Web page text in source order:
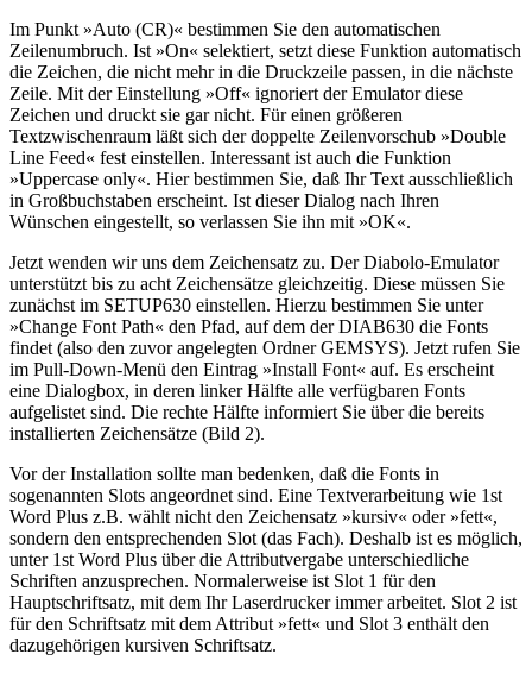
Im Punkt »Auto (CR)« bestimmen Sie den automatischen
Zeilenumbruch. Ist »On« selektiert, setzt diese Funktion automatisch
die Zeichen, die nicht mehr in die Druckzeile passen, in die nächste
Zeile. Mit der Einstellung »Off« ignoriert der Emulator diese
Zeichen und druckt sie gar nicht. Für einen größeren
Textzwischenraum läßt sich der doppelte Zeilenvorschub »Double
Line Feed« fest einstellen. Interessant ist auch die Funktion
»Uppercase only«. Hier bestimmen Sie, daß Ihr Text ausschließlich
in Großbuchstaben erscheint. Ist dieser Dialog nach Ihren
Wünschen eingestellt, so verlassen Sie ihn mit »OK«.
Jetzt wenden wir uns dem Zeichensatz zu. Der Diabolo-Emulator
unterstützt bis zu acht Zeichensätze gleichzeitig. Diese müssen Sie
zunächst im SETUP630 einstellen. Hierzu bestimmen Sie unter
»Change Font Path« den Pfad, auf dem der DIAB630 die Fonts
findet (also den zuvor angelegten Ordner GEMSYS). Jetzt rufen Sie
im Pull-Down-Menü den Eintrag »Install Font« auf. Es erscheint
eine Dialogbox, in deren linker Hälfte alle verfügbaren Fonts
aufgelistet sind. Die rechte Hälfte informiert Sie über die bereits
installierten Zeichensätze (Bild 2).
Vor der Installation sollte man bedenken, daß die Fonts in
sogenannten Slots angeordnet sind. Eine Textverarbeitung wie 1st
Word Plus z.B. wählt nicht den Zeichensatz »kursiv« oder »fett«,
sondern den entsprechenden Slot (das Fach). Deshalb ist es möglich,
unter 1st Word Plus über die Attributvergabe unterschiedliche
Schriften anzusprechen. Normalerweise ist Slot 1 für den
Hauptschriftsatz, mit dem Ihr Laserdrucker immer arbeitet. Slot 2 ist
für den Schriftsatz mit dem Attribut »fett« und Slot 3 enthält den
dazugehörigen kursiven Schriftsatz.